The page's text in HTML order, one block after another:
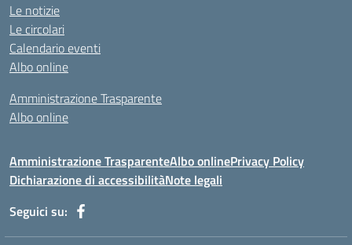
Le notizie
Le circolari
Calendario eventi
Albo online
Amministrazione Trasparente
Albo online
Amministrazione TrasparenteAlbo onlinePrivacy Policy
Dichiarazione di accessibilitàNote legali
Seguici su: